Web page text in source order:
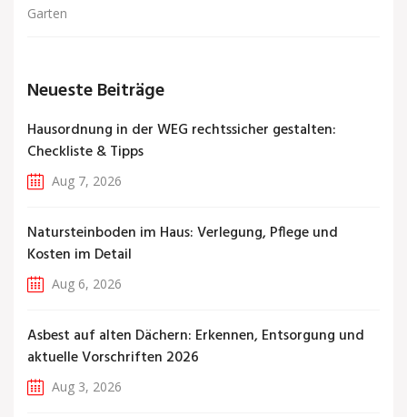
Garten
Neueste Beiträge
Hausordnung in der WEG rechtssicher gestalten:
Checkliste & Tipps
Aug 7, 2026
Natursteinboden im Haus: Verlegung, Pflege und
Kosten im Detail
Aug 6, 2026
Asbest auf alten Dächern: Erkennen, Entsorgung und
aktuelle Vorschriften 2026
Aug 3, 2026